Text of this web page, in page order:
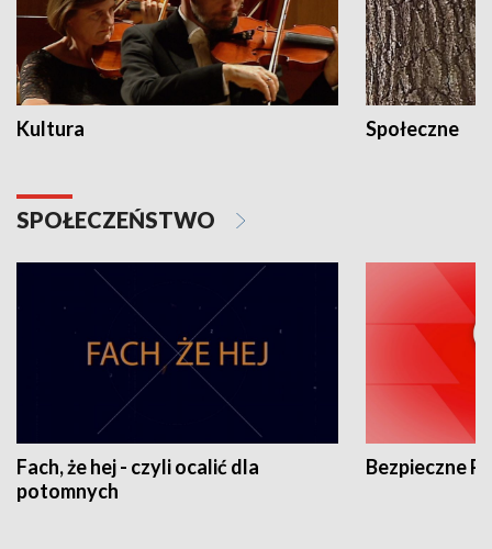
Kultura Społeczne
SPOŁECZEŃSTWO
Fach, że hej - czyli ocalić dla
potomnych
Bezpieczne